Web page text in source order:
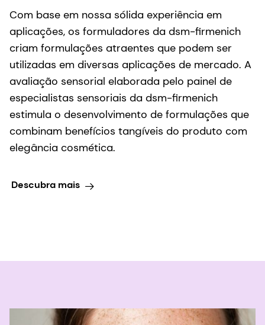
Com base em nossa sólida experiência em
aplicações, os formuladores da dsm-firmenich
criam formulações atraentes que podem ser
utilizadas em diversas aplicações de mercado. A
avaliação sensorial elaborada pelo painel de
especialistas sensoriais da dsm-firmenich
estimula o desenvolvimento de formulações que
combinam benefícios tangíveis do produto com
elegância cosmética.
Descubra mais